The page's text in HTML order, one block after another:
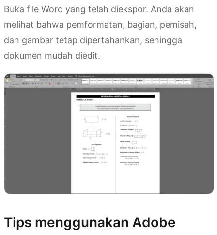
Buka file Word yang telah diekspor. Anda akan
melihat bahwa pemformatan, bagian, pemisah,
dan gambar tetap dipertahankan, sehingga
dokumen mudah diedit.
Tips menggunakan Adobe